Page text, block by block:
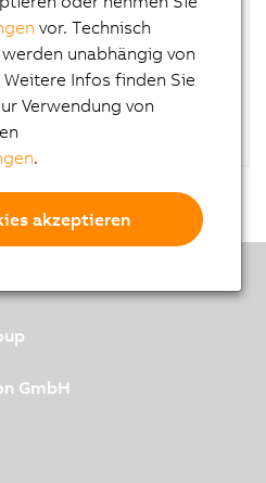
2-polig, AX1,
GmbH
vor. Technisch
unabhängig von
Infos finden Sie
Verwendung von
.
akzeptieren